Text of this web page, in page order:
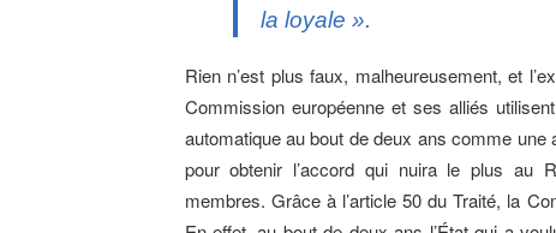
la loyale ».
Rien n’est plus faux, malheureusement, et
Commission européenne et ses alliés
automatique au bout de deux ans comme
pour obtenir l’accord qui nuira le plus au
membres. Grâce à l’article 50 du Traité, la